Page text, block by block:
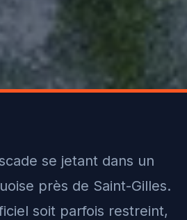
se jetant dans un
près de Saint-Gilles.
soit parfois restreint,